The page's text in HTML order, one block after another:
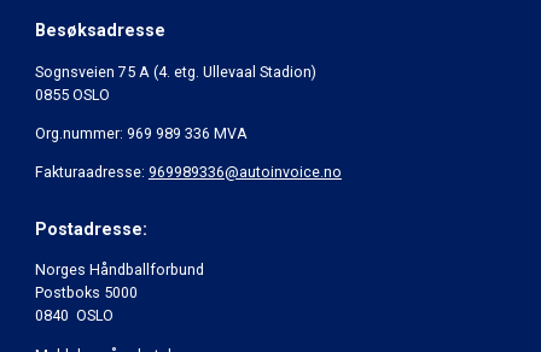
Besøksadresse
Sognsveien 75 A (4. etg. Ullevaal Stadion)
0855 OSLO
Org.nummer: 969 989 336 MVA
Fakturaadresse: 969989336@autoinvoice.no
Postadresse:
Norges Håndballforbund
Postboks 5000
0840 OSLO